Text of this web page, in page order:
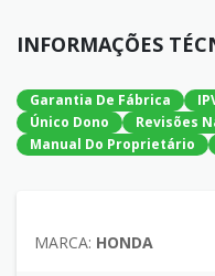
INFORMAÇÕES
Garantia De Fábrica
Único Dono
Revisões
Manual Do Proprietário
MARCA: HONDA